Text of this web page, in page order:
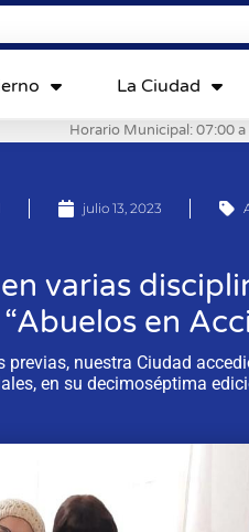
La Ciudad
Horario Municipal: 07:00
julio 13, 2023
varias
en
nuestra Ciudad
en su decimoséptima